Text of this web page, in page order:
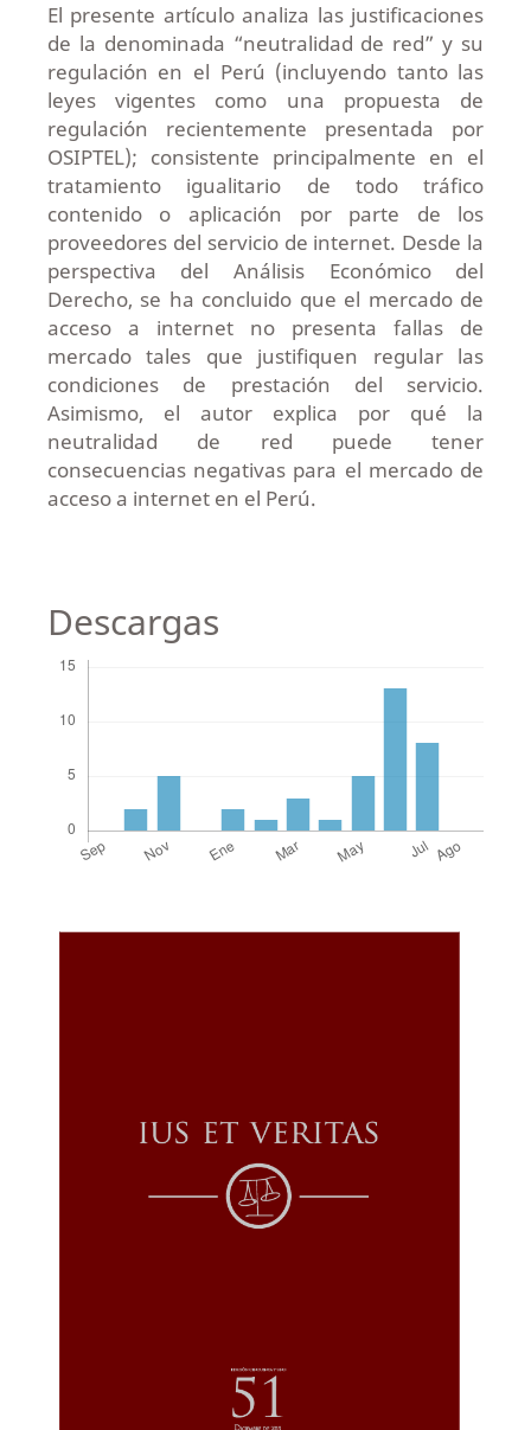
El presente artículo analiza las justificaciones
de la denominada “neutralidad de red” y su
regulación en el Perú (incluyendo tanto las
leyes vigentes como una propuesta de
regulación recientemente presentada por
OSIPTEL); consistente principalmente en el
tratamiento igualitario de todo tráfico
contenido o aplicación por parte de los
proveedores del servicio de internet. Desde la
perspectiva del Análisis Económico del
Derecho, se ha concluido que el mercado de
acceso a internet no presenta fallas de
mercado tales que justifiquen regular las
condiciones de prestación del servicio.
Asimismo, el autor explica por qué la
neutralidad de red puede tener
consecuencias negativas para el mercado de
acceso a internet en el Perú.
Descargas